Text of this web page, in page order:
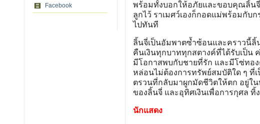
Facebook
พร้อมทั้งบอกให้อภัยและขอบคุณลิ้น
ลูกไว้ ราเมศว์เองก็กอดแม่พร้อมกั
ไปทันที
ลิ้นจี่เป็นอัมพาตซ้ำซ้อนและคราวนี้ลิ้
คืนเงินทุกบาททุกสตางค์ที่ได้รับเป็น
มีโอกาสพบกับชายที่รัก และมีโซ่ทอ
หล่อนไม่ต้องการทรัพย์สมบัติใด ๆ ที่
ตรวนที่กลับมาผูกมัดชีวิตให้ตก อยู่ใ
ของลิ้นจี่ และอุทิศเงินเพื่อการกุศล
นักแสดง